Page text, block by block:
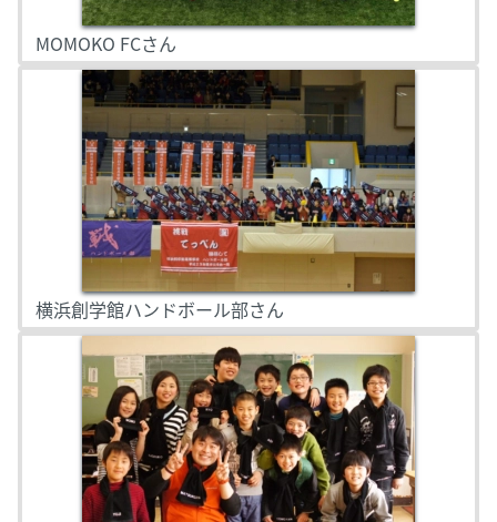
MOMOKO FCさん
横浜創学館ハンドボール部さん